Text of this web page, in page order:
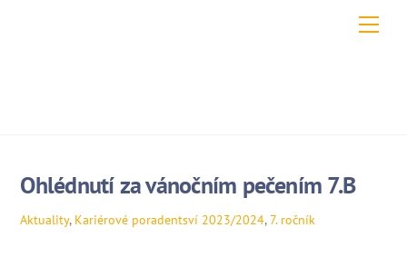
Ohlédnutí za vánočním pečením 7.B
Aktuality, Kariérové poradentsví 2023/2024,7. ročník